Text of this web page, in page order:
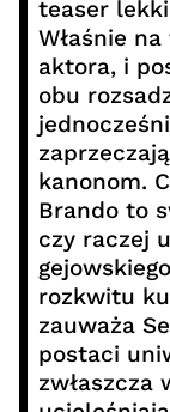
teaser
Właśnie
aktora, i
obu
kanonom.
Brando to
czy raczej
rozkwitu
zauważa
postaci
zwłaszcza